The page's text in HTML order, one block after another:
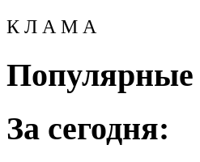
К Л А М А
Популярные
За сегодня: